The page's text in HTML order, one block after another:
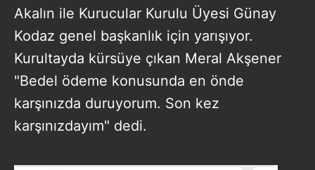
Akalın ile Kurucular Kurulu Üyesi Günay
Kodaz genel başkanlık için yarışıyor.
Kurultayda kürsüye çıkan Meral Akşener
"Bedel ödeme konusunda en önde
karşınızda duruyorum. Son kez
karşınızdayım" dedi.